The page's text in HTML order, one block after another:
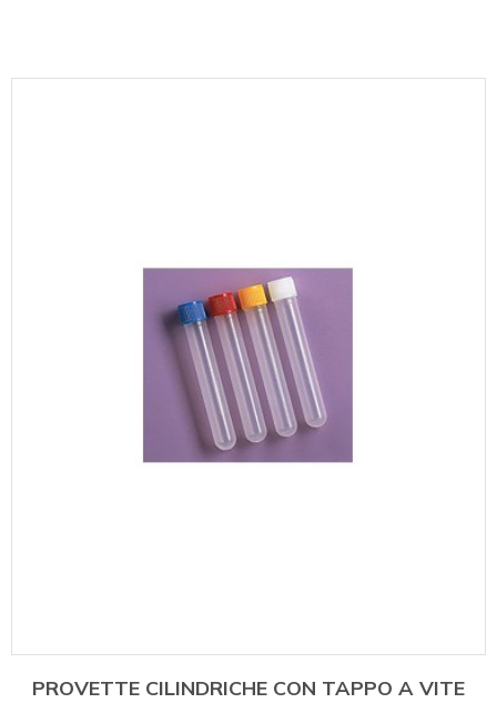
PROVETTE CILINDRICHE CON TAPPO A VITE